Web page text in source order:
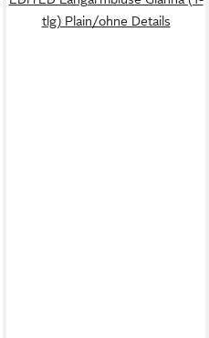
tlg) Plain/ohne Details